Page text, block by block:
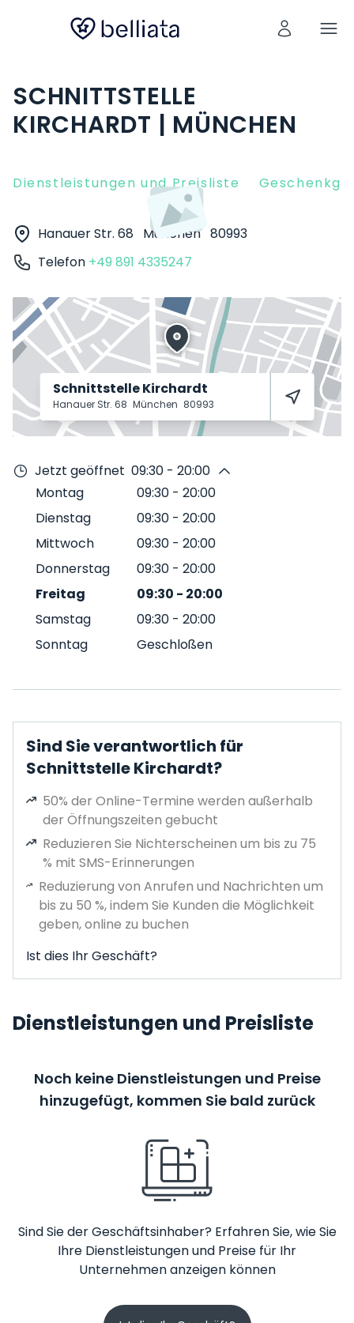
SCHNITTSTELLE
KIRCHARDT | MÜNCHEN
Dienstleistungen und Preisliste
Hanauer Str. 68 München 80993
Telefon +49 891 4335247
Schnittstelle Kirchardt
Hanauer Str. 68 München 80993
Jetzt geöffnet 09:30 - 20:00
Montag
09:30 - 20:00
Dienstag
09:30 - 20:00
Mittwoch
09:30 - 20:00
Donnerstag
09:30 - 20:00
Freitag
09:30 - 20:00
Samstag
09:30 - 20:00
Sonntag
Geschloßen
Sind Sie verantwortlich für
Schnittstelle Kirchardt?
50% der Online-Termine werden außerhalb
der Öffnungszeiten gebucht
Reduzieren Sie Nichterscheinen um bis zu 75
% mit SMS-Erinnerungen
Reduzierung von Anrufen und Nachrichten um
bis zu 50 %, indem Sie Kunden die Möglichkeit
geben, online zu buchen
Ist dies Ihr Geschäft?
Dienstleistungen und Preisliste
Noch keine Dienstleistungen und Preise
hinzugefügt, kommen Sie bald zurück
Sind Sie der Geschäftsinhaber? Erfahren Sie, wie Sie
Ihre Dienstleistungen und Preise für Ihr
Unternehmen anzeigen können